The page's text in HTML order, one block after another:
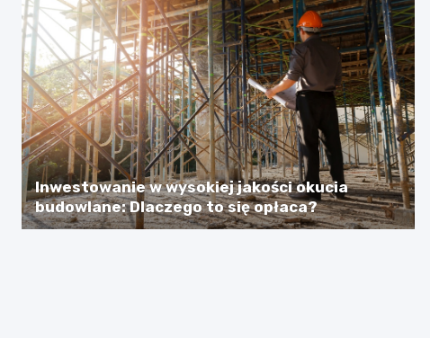
Inwestowanie w wysokiej jakości okucia
budowlane: Dlaczego to się opłaca?